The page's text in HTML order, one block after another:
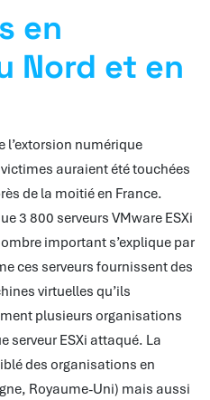
en
Nord et en
l’extorsion numérique
auraient été touchées
de la moitié en France.
3 800 serveurs VMware ESXi
important s’explique par
ces serveurs fournissent des
virtuelles qu’ils
plusieurs organisations
serveur ESXi attaqué. La
des organisations en
Royaume-Uni) mais aussi